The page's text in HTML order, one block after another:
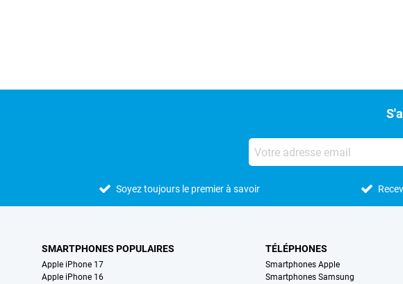
Soyez toujours le premier à savoir
SMARTPHONES POPULAIRES
Apple iPhone 17
Apple iPhone 16
TÉLÉPHONES
Smartphones Apple
Smartphones Samsung